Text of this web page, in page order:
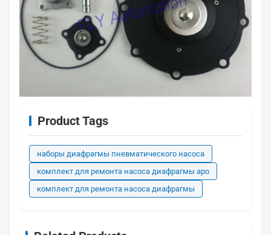
Product Tags
наборы диафрагмы пневматического насоса
комплект для ремонта насоса диафрагмы аро
комплект для ремонта насоса диафрагмы